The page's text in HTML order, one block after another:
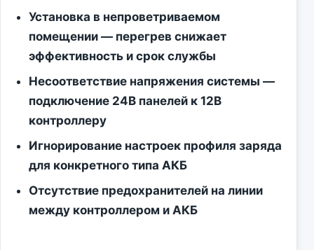
Установка в непроветриваемом
помещении — перегрев снижает
эффективность и срок службы
Несоответствие напряжения системы —
подключение 24В панелей к 12В
контроллеру
Игнорирование настроек профиля заряда
для конкретного типа АКБ
Отсутствие предохранителей на линии
между контроллером и АКБ